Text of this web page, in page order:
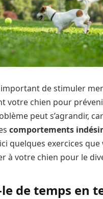
important de stimuler
votre chien pour
peut s’agrandir,
comportements
quelques exercices que
à votre chien pour le
le de temps en